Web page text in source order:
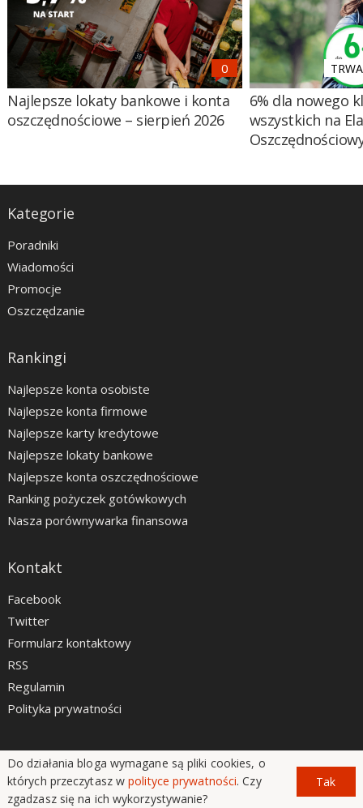
Najlepsze lokaty bankowe i konta
oszczędnościowe – sierpień 2026
6% dla nowego
wszystkich na
Kategorie
Poradniki
Wiadomości
Promocje
Oszczędzanie
Rankingi
Najlepsze konta osobiste
Najlepsze konta firmowe
Najlepsze karty kredytowe
Najlepsze lokaty bankowe
Najlepsze konta oszczędnościowe
Ranking pożyczek gotówkowych
Nasza porównywarka finansowa
Kontakt
Facebook
Twitter
Formularz kontaktowy
RSS
Regulamin
Polityka prywatności
LiveSmarter.pl © 2012 - 2026
Do działania bloga wymagane są pliki cookies, o
których przeczytasz wpolityce prywatności. Czy
zgadzasz się na ich wykorzystywanie?
Tak